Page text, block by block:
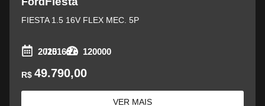
FIESTA 1.5 16V FLEX MEC. 5P
2015
/2016 120000
R$49.790,00
VER MAIS